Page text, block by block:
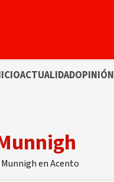
ACTUALIDADOPINIÓN
en Acento